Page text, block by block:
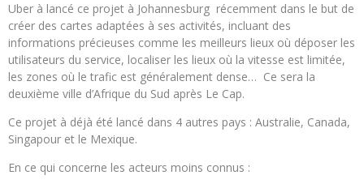
Uber à lancé ce projet à Johannesburg récemment dans le but de
créer des cartes adaptées à ses activités, incluant des
informations précieuses comme les meilleurs lieux où déposer les
utilisateurs du service, localiser les lieux où la vitesse est limitée,
les zones où le trafic est généralement dense… Ce sera la
deuxième ville d’Afrique du Sud après Le Cap.
Ce projet à déjà été lancé dans 4 autres pays : Australie, Canada,
Singapour et le Mexique.
En ce qui concerne les acteurs moins connus :